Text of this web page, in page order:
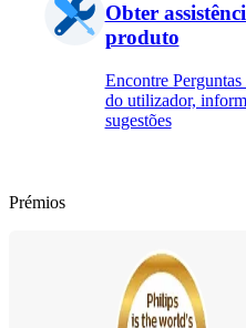
Obter
produto
Encontre
do utilizador,
sugestões
Prémios